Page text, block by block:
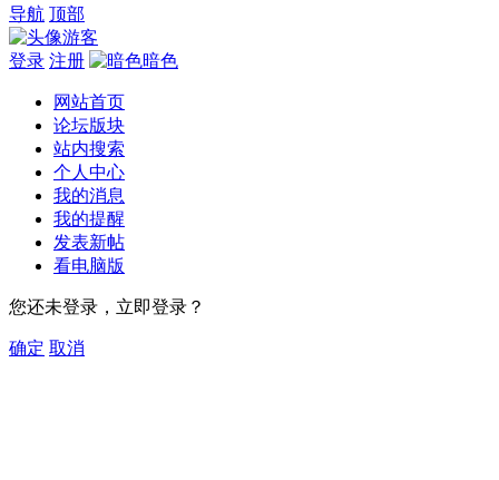
导航 顶部
游客
登录 注册 暗色
网站首页
论坛版块
站内搜索
个人中心
我的消息
我的提醒
发表新帖
看电脑版
您还未登录，立即登录？
确定 取消